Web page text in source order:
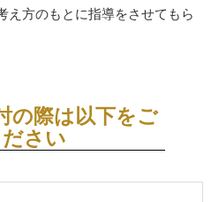
え方のもとに指導をさせてもら
の際は以下をご
さい